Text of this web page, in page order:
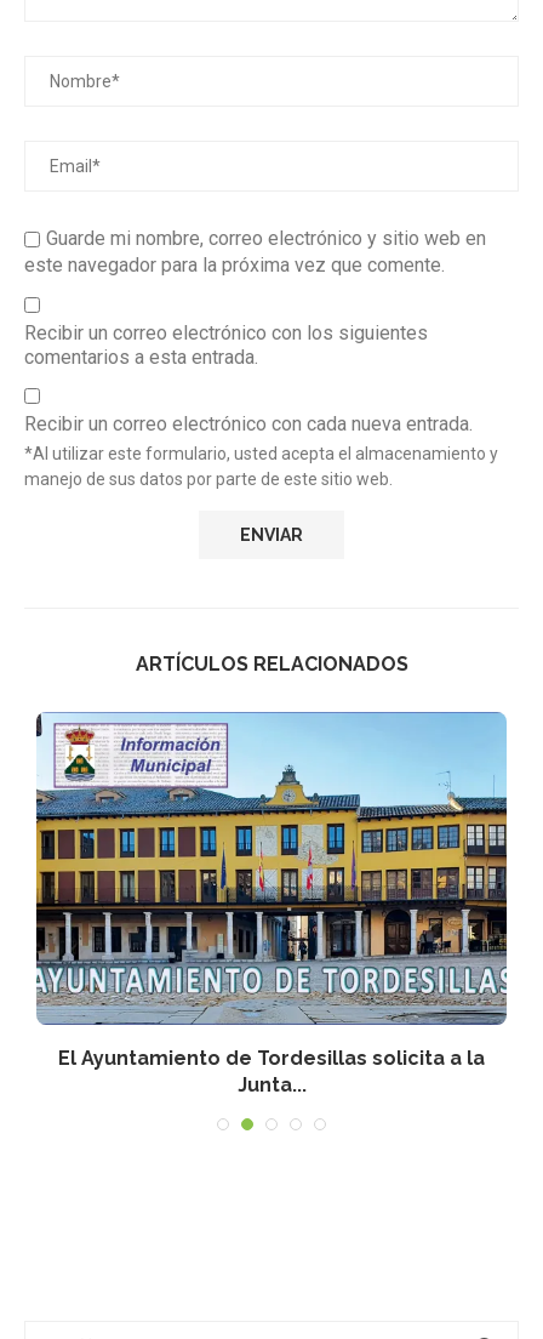
Guarde mi nombre, correo electrónico y sitio web en
este navegador para la próxima vez que comente.
Recibir un correo electrónico con los siguientes
comentarios a esta entrada.
Recibir un correo electrónico con cada nueva entrada.
*Al utilizar este formulario, usted acepta el almacenamiento y
manejo de sus datos por parte de este sitio web.
ARTÍCULOS RELACIONADOS
El Ayuntamiento de Tordesillas solicita a la
Junta...